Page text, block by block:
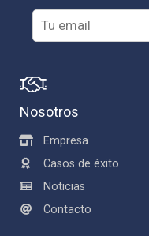
Nosotros
Empresa
Casos de éxito
Noticias
Contacto